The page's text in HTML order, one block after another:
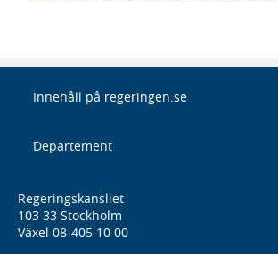
Innehåll på regeringen.se
Departement
Regeringskansliet
103 33 Stockholm
Växel 08-405 10 00